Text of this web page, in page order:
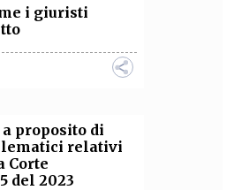
i giuristi
proposito di
relativi
Corte
del 2023